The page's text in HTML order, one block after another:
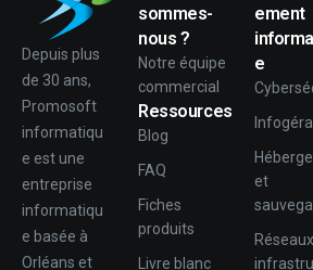
Depuis plus
de 30 ans,
Promosoft
informatiqu
e est une
entreprise
informatiqu
e basée à
Orléans et
sommes-
nous ?
Notre équipe
commercial
Ressources
Blog
FAQ
Fiches
produits
Livre blanc
ement
e
et